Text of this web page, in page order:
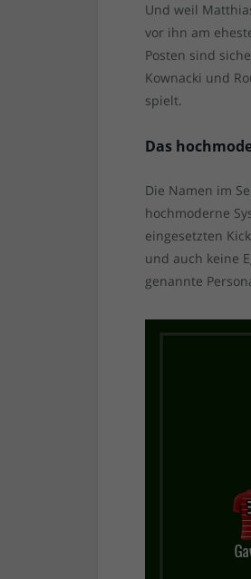
Und weil
vor ihn am
Posten sind
Kownacki und
spielt.
Das
Die Namen im
hochmoderne
eingesetzten
und auch keine
genannte